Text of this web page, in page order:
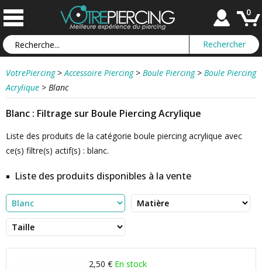
0
VotrePiercing > Accessoire Piercing > Boule Piercing > Boule Piercing
Acrylique > Blanc
Blanc : Filtrage sur Boule Piercing Acrylique
Liste des produits de la catégorie boule piercing acrylique avec
ce(s) filtre(s) actif(s) : blanc.
Liste des produits disponibles à la vente
2,50 € En stock